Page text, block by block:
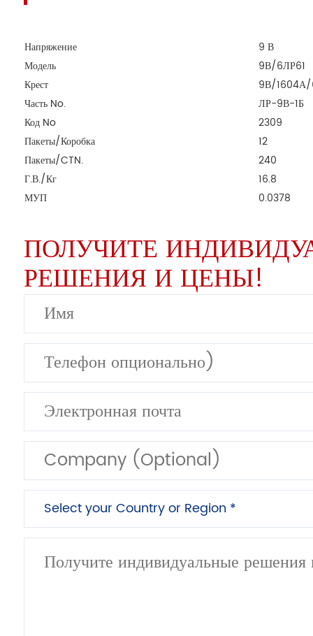
Напряжение
9 В
Модель
9В/6ЛР61
Крест
9В/
Часть No.
ЛР-9В-1Б
Код No
2309
Пакеты/Коробка
12
Пакеты/CTN.
240
Г.В./Кг
16.8
МУП
0.0378
ПОЛУЧИТЕ
РЕШЕНИЯ И ЦЕНЫ!